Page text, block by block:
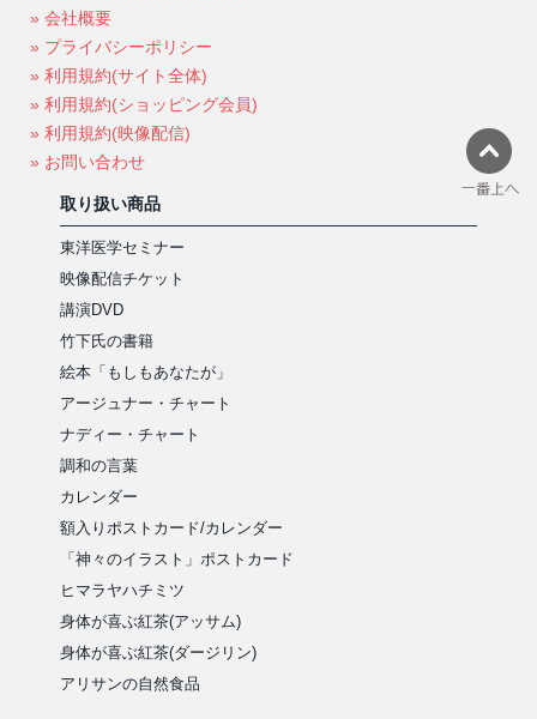
» 会社概要
» プライバシーポリシー
» 利用規約(サイト全体)
» 利用規約(ショッピング会員)
» 利用規約(映像配信)
» お問い合わせ
取り扱い商品
東洋医学セミナー
映像配信チケット
講演DVD
竹下氏の書籍
絵本「もしもあなたが」
アージュナー・チャート
ナディー・チャート
調和の言葉
カレンダー
額入りポストカード/カレンダー
「神々のイラスト」ポストカード
ヒマラヤハチミツ
身体が喜ぶ紅茶(アッサム)
身体が喜ぶ紅茶(ダージリン)
アリサンの自然食品